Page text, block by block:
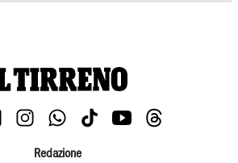
Redazione